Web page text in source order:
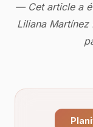
— Cet article a
Liliana Martínez